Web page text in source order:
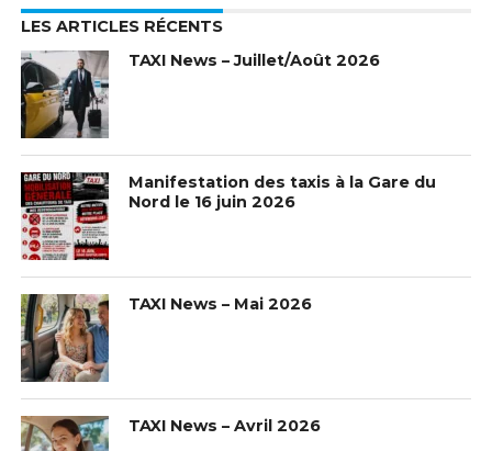
LES ARTICLES RÉCENTS
TAXI News – Juillet/Août 2026
Manifestation des taxis à la Gare du
Nord le 16 juin 2026
TAXI News – Mai 2026
TAXI News – Avril 2026